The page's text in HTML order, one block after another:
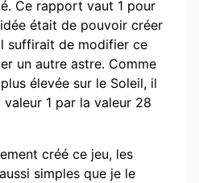
Ce rapport vaut 1 pour
était de pouvoir créer
suffirait de modifier ce
un autre astre. Comme
élevée sur le Soleil, il
1 par la valeur 28
créé ce jeu, les
simples que je le